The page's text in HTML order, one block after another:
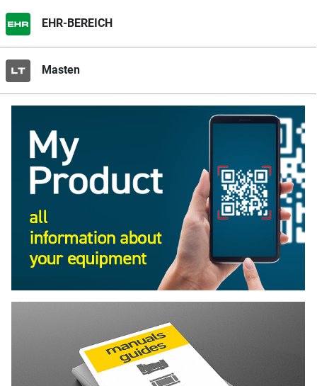
EHR-BEREICH
Masten